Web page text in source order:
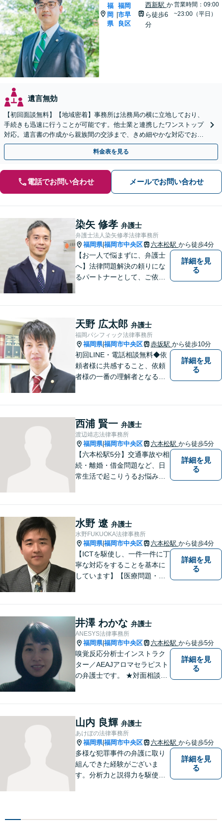
福
岡
県
|
福岡
市早
良区
西新駅 か
ら徒歩6
分
営業時間：09:00
~23:00（平日）
遺言無効
【初回面談無料】【地域密着】事務所は法務局の横に立地しており、
手続きも迅速に行うことが可能です。他士業と連携したワンストップ
対応。遺言書の作成から親族間の交渉まで、きめ細やかな対応でお手
伝いいたします。【メール24時間受付】
料金表を見る
電話でお問い合わせ メールでお問い合わせ
染矢 修孝 弁護士
弁護士法人染矢修孝法律事務所
福岡県|福岡市中央区 六本松駅 から徒歩4分
【お一人で悩まずに、弁護士
へ】法律問題解決の頼りにな
るパートナーとして、ご依頼
じめ、「離婚事件」、「損害
賠償請求事件」、「刑事事
件」まで多数の事件の取り扱
い【分割払い可】
詳細を見
る
天野 広太郎 弁護士
福岡パシフィック法律事務所
福岡県|福岡市中央区 赤坂駅 から徒歩10分
初回LINE・電話相談無料◆依
頼者様に共感すること、依頼
者様の一番の理解者となるこ
詳細を見
る
西浦 賢一 弁護士
渡辺靖志法律事務所
福岡県|福岡市中央区 六本松駅 から徒歩5分
【六本松駅5分】交通事故や相
続・離婚・借金問題など、日
常生活で起こりうるお悩みの
決への大きな一歩となりま
す。 些細なことでも、お気軽
にご相談下さい。
詳細を見
る
水野 遼 弁護士
水野FUKUOKA法律事務所
福岡県|福岡市中央区 六本松駅 から徒歩4分
【ICTを駆使し、一件一件に丁
寧な対応をすることを基本に
しています】【医療問題・交
応】【遠隔地からのご依頼・
ご相談歓迎】あなたのために
全力で事件と向き合います！
詳細を見
る
井澤 わかな 弁護士
ANESYS法律事務所
福岡県|福岡市中央区 六本松駅 から徒歩5分
嗅覚反応分析士インストラク
ター／AEAJアロマセラピスト
の弁護士です。 ★対面相談が
日／夜間も、時間帯等によっ
て対応可です ★法テラス利用
は、一応可能です
詳細を見
る
山内 良輝 弁護士
あけぼの法律事務所
福岡県|福岡市中央区 六本松駅 から徒歩5分
多様な犯罪事件の弁護に取り
組んできた経験がございま
す。分析力と説得力を駆使
詳細を見
る